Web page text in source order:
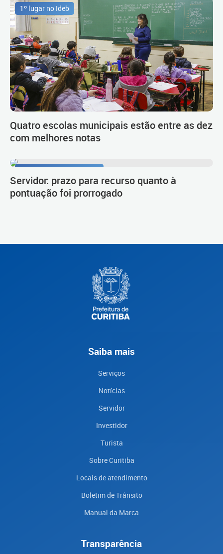
1º lugar no Ideb
Quatro escolas municipais estão entre as dez
com melhores notas
Servidor: prazo para recurso quanto à
pontuação foi prorrogado
Saiba mais
Serviços
Notícias
Servidor
Investidor
Turista
Sobre Curitiba
Locais de atendimento
Boletim de Trânsito
Manual da Marca
Transparência